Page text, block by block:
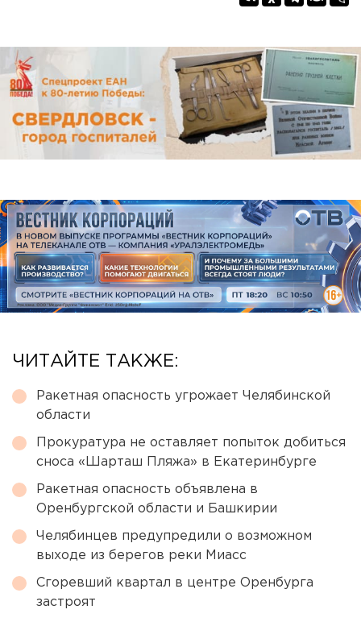
ЧИТАЙТЕ ТАКЖЕ:
Ракетная опасность угрожает Челябинской
области
Прокуратура не оставляет попыток добиться
сноса «Шарташ Пляжа» в Екатеринбурге
Ракетная опасность объявлена в
Оренбургской области и Башкирии
Челябинцев предупредили о возможном
выходе из берегов реки Миасс
Сгоревший квартал в центре Оренбурга
застроят